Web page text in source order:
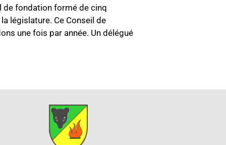
de fondation formé de cinq
législature. Ce Conseil de
une fois par année. Un délégué